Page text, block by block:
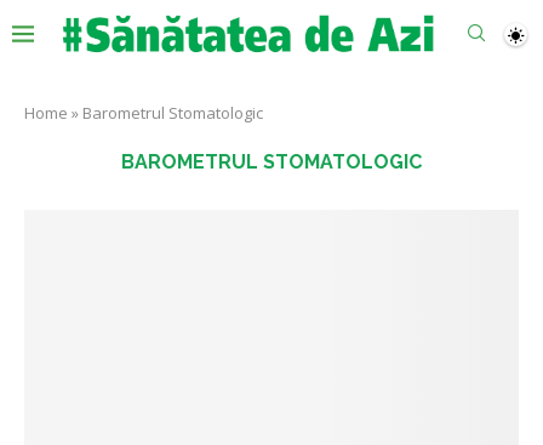
Home » Barometrul Stomatologic
BAROMETRUL STOMATOLOGIC